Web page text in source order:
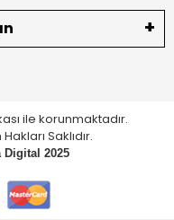
ile korunmaktadır.
Saklıdır.
Digital 2025